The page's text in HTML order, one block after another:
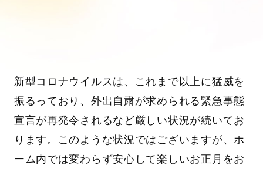
新型コロナウイルスは、これまで以上に猛威を
振るっており、外出自粛が求められる緊急事態
宣言が再発令されるなど厳しい状況が続いてお
ります。このような状況ではございますが、ホ
ーム内では変わらず安心して楽しいお正月をお